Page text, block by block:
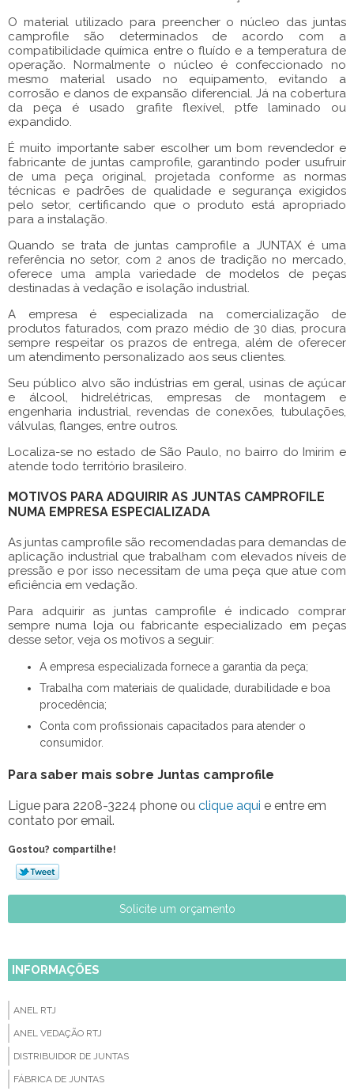
O material utilizado para preencher o núcleo das juntas
camprofile são determinados de acordo com a
compatibilidade química entre o fluído e a temperatura de
operação. Normalmente o núcleo é confeccionado no
mesmo material usado no equipamento, evitando a
corrosão e danos de expansão diferencial. Já na cobertura
da peça é usado grafite flexível, ptfe laminado ou
expandido.
É muito importante saber escolher um bom revendedor e
fabricante de juntas camprofile, garantindo poder usufruir
de uma peça original, projetada conforme as normas
técnicas e padrões de qualidade e segurança exigidos
pelo setor, certificando que o produto está apropriado
para a instalação.
Quando se trata de juntas camprofilea JUNTAX é uma
referência no setor, com 2 anos de tradição no mercado,
oferece uma ampla variedade de modelos de peças
destinadas à vedação e isolação industrial.
A empresa é especializada na comercialização de
produtos faturados, com prazo médio de 30 dias, procura
sempre respeitar os prazos de entrega, além de oferecer
um atendimento personalizado aos seus clientes.
Seu público alvo são indústrias em geral, usinas de açúcar
e álcool, hidrelétricas, empresas de montagem e
engenharia industrial, revendas de conexões, tubulações,
válvulas, flanges, entre outros.
Localiza-se no estado de São Paulo, no bairro do Imirim e
atende todo território brasileiro.
MOTIVOS PARA ADQUIRIR AS JUNTAS CAMPROFILE
NUMA EMPRESA ESPECIALIZADA
As juntas camprofile são recomendadas para demandas de
aplicação industrial que trabalham com elevados níveis de
pressão e por isso necessitam de uma peça que atue com
eficiência em vedação.
Para adquirir as juntas camprofile é indicado comprar
sempre numa loja ou fabricante especializado em peças
desse setor, veja os motivos a seguir:
A empresa especializada fornece a garantia da peça;
Trabalha com materiais de qualidade, durabilidade e boa
procedência;
Conta com profissionais capacitados para atender o
consumidor.
Para saber mais sobre Juntas camprofile
Ligue para 2208-3224 phone ou clique aqui e entre em
contato por email.
Gostou? compartilhe!
Solicite um orçamento
INFORMAÇÕES
ANEL RTJ
ANEL VEDAÇÃO RTJ
DISTRIBUIDOR DE JUNTAS
FÁBRICA DE JUNTAS